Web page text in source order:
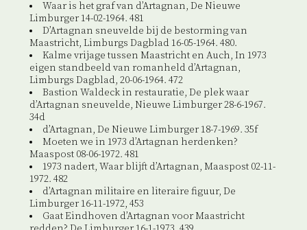
Waar is het graf van d’Artagnan, De Nieuwe
Limburger 14-02-1964. 481
D’Artagnan sneuvelde bij de bestorming van
Maastricht, Limburgs Dagblad 16-05-1964. 480.
Kalme vrijage tussen Maastricht en Auch, In 1973
eigen standbeeld van romanheld d’Artagnan,
Limburgs Dagblad, 20-06-1964. 472
Bastion Waldeck in restauratie, De plek waar
d’Artagnan sneuvelde, Nieuwe Limburger 28-6-1967.
34d
d’Artagnan, De Nieuwe Limburger 18-7-1969. 35f
Moeten we in 1973 d’Artagnan herdenken?
Maaspost 08-06-1972. 481
1973 nadert, Waar blijft d’Artagnan, Maaspost 02-11-
1972. 482
d’Artagnan militaire en literaire figuur, De
Limburger 16-11-1972, 453
Gaat Eindhoven d’Artagnan voor Maastricht